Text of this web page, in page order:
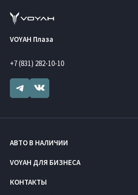
VOYAH Плаза
+7 (831) 282-10-10
АВТО В НАЛИЧИИ
VOYAH ДЛЯ БИЗНЕСА
КОНТАКТЫ